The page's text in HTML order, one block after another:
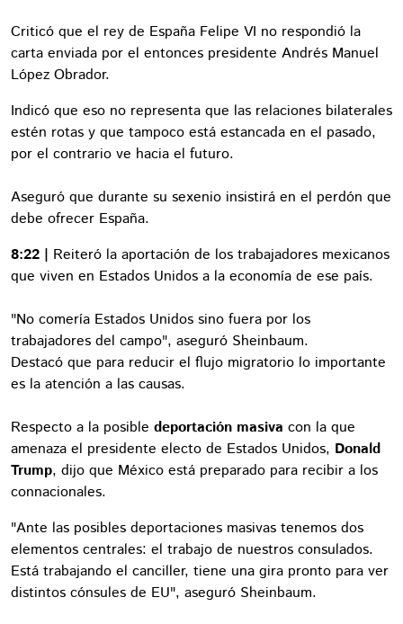
Criticó que el rey de España Felipe VI no respondió la
carta enviada por el entonces presidente Andrés Manuel
López Obrador.
Indicó que eso no representa que las relaciones bilaterales
estén rotas y que tampoco está estancada en el pasado,
por el contrario ve hacia el futuro.
Aseguró que durante su sexenio insistirá en el perdón que
debe ofrecer España.
8:22 | Reiteró la aportación de los trabajadores mexicanos
que viven en Estados Unidos a la economía de ese país.
"No comería Estados Unidos sino fuera por los
trabajadores del campo", aseguró Sheinbaum.
Destacó que para reducir el flujo migratorio lo importante
es la atención a las causas.
Respecto a la posible deportación masiva con la que
amenaza el presidente electo de Estados Unidos, Donald
Trump, dijo que México está preparado para recibir a los
connacionales.
"Ante las posibles deportaciones masivas tenemos dos
elementos centrales: el trabajo de nuestros consulados.
Está trabajando el canciller, tiene una gira pronto para ver
distintos cónsules de EU", aseguró Sheinbaum.